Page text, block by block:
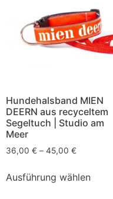
Hundehalsband MIEN
DEERN aus recyceltem
Segeltuch | Studio am
Meer
36,00 € – 45,00 €
Ausführung wählen